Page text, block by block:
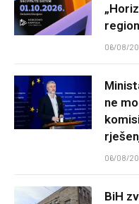
06/08/
ne
06/08/
BiH